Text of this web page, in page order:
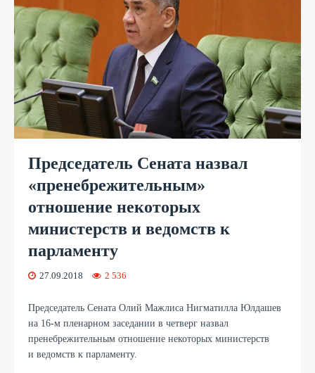
Председатель Сената назвал
«пренебрежительным»
отношение некоторых
министерств и ведомств к
парламенту
27.09.2018 2 536
Председатель Сената Олий Мажлиса Нигматилла Юлдашев
на 16-м пленарном заседании в четверг назвал
пренебрежительным отношение некоторых министерств
и ведомств к парламенту.